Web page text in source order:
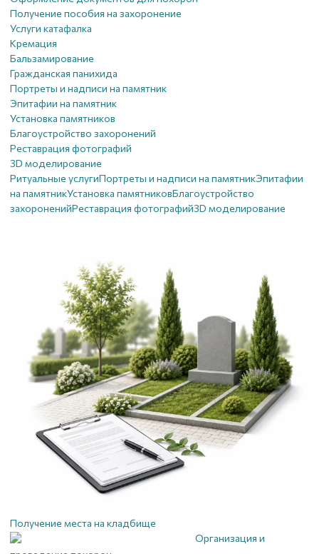
Получение пособия на захоронение
Услуги катафалка
Кремация
Бальзамирование
Гражданская панихида
Портреты и надписи на памятник
Эпитафии на памятник
Установка памятников
Благоустройство захоронений
Реставрация фотографий
3D моделирование
Ритуальные услугиПортреты и надписи на памятникЭпитафии
на памятникУстановка памятниковБлагоустройство
захороненийРеставрация фотографий3D моделирование
Получение места на кладбище
Организация и